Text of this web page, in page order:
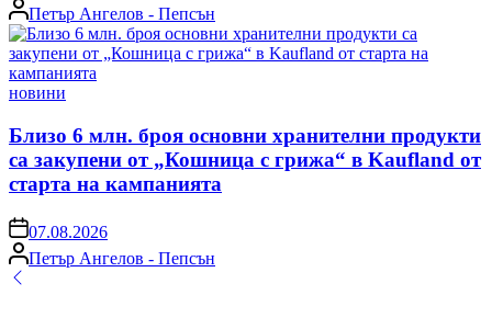
Posted
by
Петър Ангелов - Пепсън
Posted
новини
Близо 6 млн. броя основни хранителни продукти
са закупени от „Кошница с грижа“ в Kaufland от
старта на кампанията
on07.08.2026
Posted
by
Петър Ангелов - Пепсън